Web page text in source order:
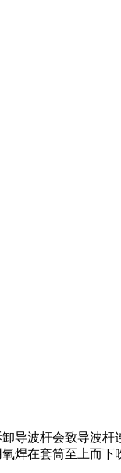
导波杆会致导波
焊在套筒至上而下